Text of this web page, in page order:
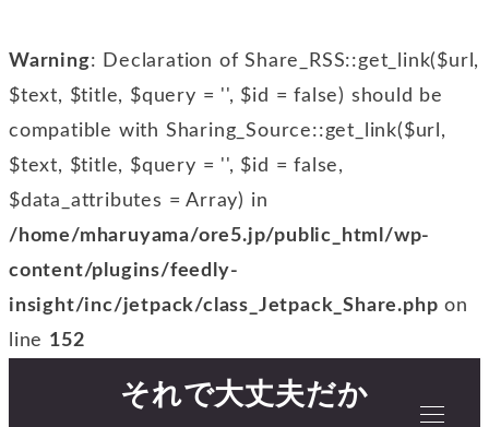
Warning: Declaration of Share_RSS::get_link($url,
$text, $title, $query = '', $id = false) should be
compatible with Sharing_Source::get_link($url,
$text, $title, $query = '', $id = false,
$data_attributes = Array) in
/home/mharuyama/ore5.jp/public_html/wp-
content/plugins/feedly-
insight/inc/jetpack/class_Jetpack_Share.php on
line 152
それで大丈夫だか